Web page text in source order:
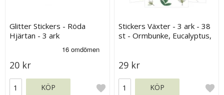
Glitter Stickers - Röda
Hjärtan - 3 ark
20 kr
KÖP
Stickers Växter - 3 ark - 38
st - Ormbunke, Eucalyptus,
29 kr
KÖP